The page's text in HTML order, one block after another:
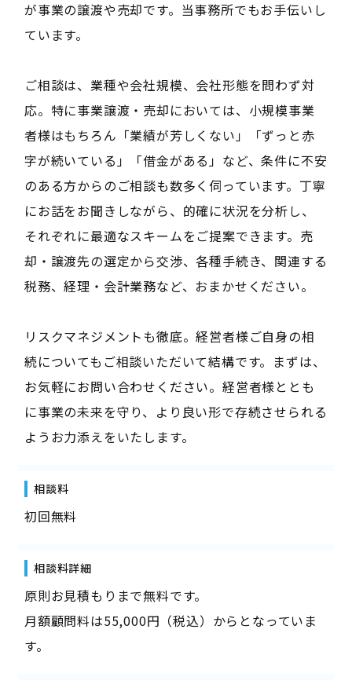
が事業の譲渡や売却です。当事務所でもお手伝いし
ています。
ご相談は、業種や会社規模、会社形態を問わず対
応。特に事業譲渡・売却においては、小規模事業
者様はもちろん「業績が芳しくない」「ずっと赤
字が続いている」「借金がある」など、条件に不安
のある方からのご相談も数多く伺っています。丁寧
にお話をお聞きしながら、的確に状況を分析し、
それぞれに最適なスキームをご提案できます。売
却・譲渡先の選定から交渉、各種手続き、関連する
税務、経理・会計業務など、おまかせください。
リスクマネジメントも徹底。経営者様ご自身の相
続についてもご相談いただいて結構です。まずは、
お気軽にお問い合わせください。経営者様ととも
に事業の未来を守り、より良い形で存続させられる
ようお力添えをいたします。
相談料
初回無料
相談料詳細
原則お見積もりまで無料です。
月額顧問料は55,000円（税込）からとなっていま
す。